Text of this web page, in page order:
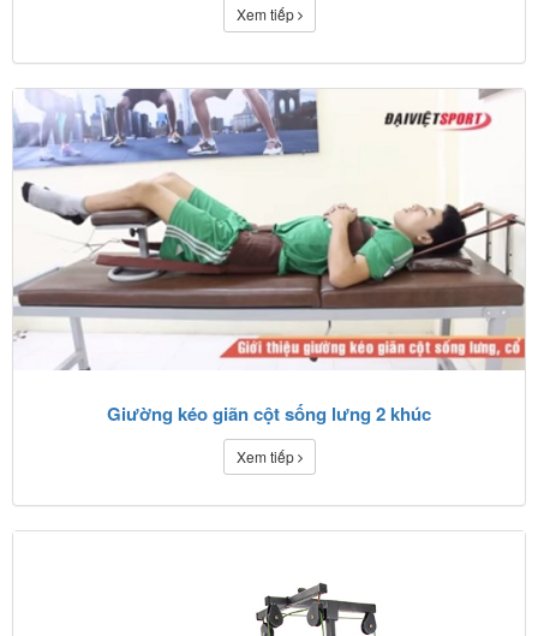
Xem tiếp
Giường kéo giãn cột sống lưng 2 khúc
Xem tiếp